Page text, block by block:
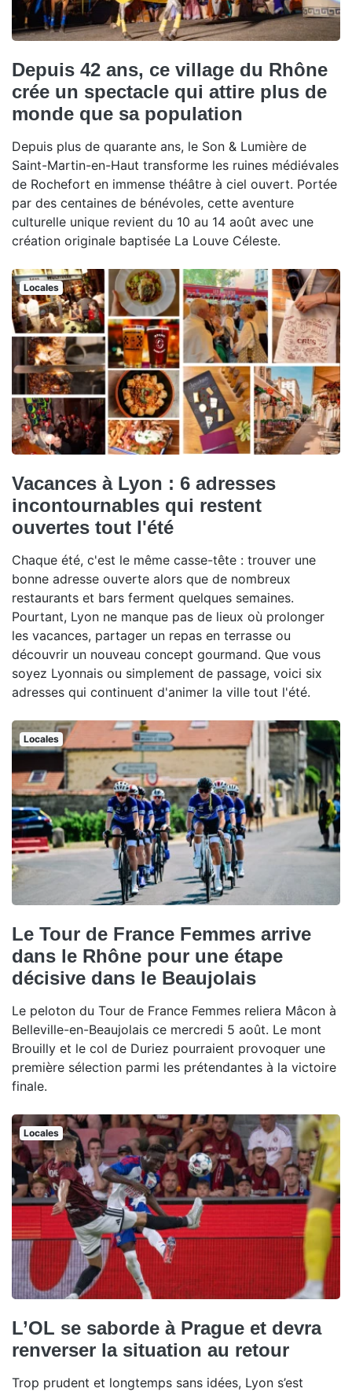
Depuis 42 ans, ce village du Rhône
crée un spectacle qui attire plus de
monde que sa population
Depuis plus de quarante ans, le Son & Lumière de
Saint-Martin-en-Haut transforme les ruines médiévales
de Rochefort en immense théâtre à ciel ouvert. Portée
par des centaines de bénévoles, cette aventure
culturelle unique revient du 10 au 14 août avec une
création originale baptisée La Louve Céleste.
Locales
Vacances à Lyon : 6 adresses
incontournables qui restent
ouvertes tout l'été
Chaque été, c'est le même casse-tête : trouver une
bonne adresse ouverte alors que de nombreux
restaurants et bars ferment quelques semaines.
Pourtant, Lyon ne manque pas de lieux où prolonger
les vacances, partager un repas en terrasse ou
découvrir un nouveau concept gourmand. Que vous
soyez Lyonnais ou simplement de passage, voici six
adresses qui continuent d'animer la ville tout l'été.
Locales
Le Tour de France Femmes arrive
dans le Rhône pour une étape
décisive dans le Beaujolais
Le peloton du Tour de France Femmes reliera Mâcon à
Belleville-en-Beaujolais ce mercredi 5 août. Le mont
Brouilly et le col de Duriez pourraient provoquer une
première sélection parmi les prétendantes à la victoire
finale.
Locales
L’OL se saborde à Prague et devra
renverser la situation au retour
Trop prudent et longtemps sans idées, Lyon s’est